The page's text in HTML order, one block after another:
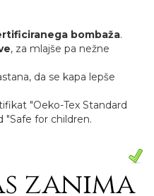
bombaža.
, za mlajše pa nežne
da se kapa lepše
"Oeko-Tex Standard
"Safe for children.
zanima